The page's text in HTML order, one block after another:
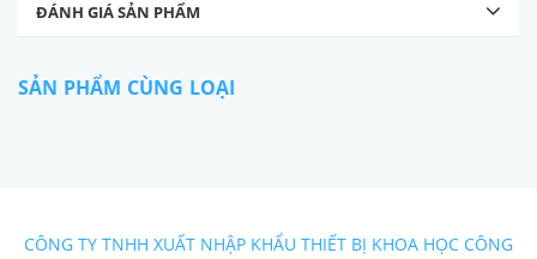
ĐÁNH GIÁ SẢN PHẨM
SẢN PHẨM CÙNG LOẠI
CÔNG TY TNHH XUẤT NHẬP KHẨU THIẾT BỊ KHOA HỌC CÔNG